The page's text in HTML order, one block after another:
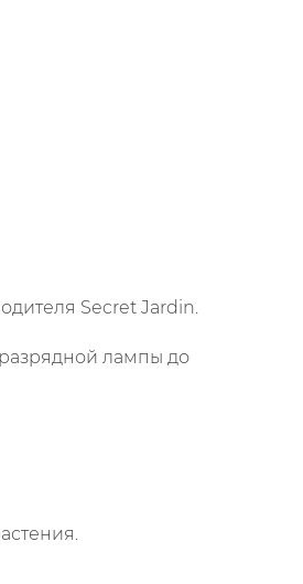
Secret Jardin.
лампы до